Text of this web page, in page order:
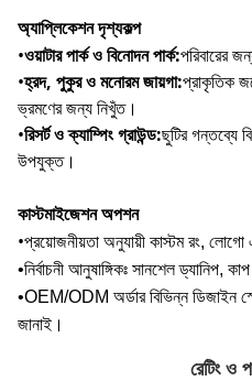
অ্যাপ্লিকেশন দৃশ্যকল্প
•ওয়াটার পার্ক ও বিনোদন পার্ক:পরিবারের
•হ্রদ, পুকুর ও মনোরম জায়গা:প্রাকৃতিক
ভ্রমণের জন্য নিখুঁত।
•রিসর্ট ও ক্যাম্পিং গ্রাউন্ড:ছুটির গন্তব্যে
উপযুক্ত।
কাস্টমাইজেশন অপশন
•প্রয়োজনীয়তা অনুযায়ী কাস্টম রং, লোগো
•নির্বাচনী আনুষাঙ্গিকঃ সানশেল ড্যানিপ,
•OEM/ODM অর্ডার বিভিন্ন ডিজাইন
জানাই।
রেটিং ও